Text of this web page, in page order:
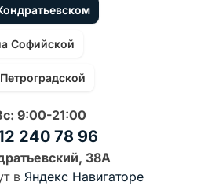
Софийской
9:00-21:00
240 78 96
38А
в Яндекс Навигаторе